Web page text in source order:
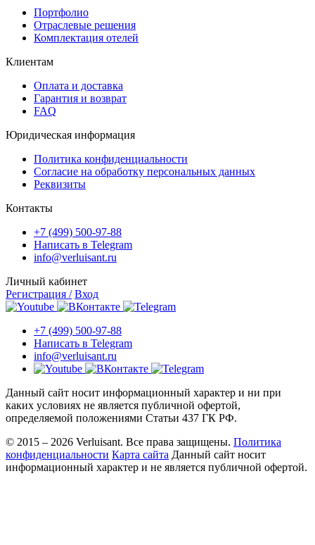
Портфолио
Отраслевые решения
Комплектация отелей
Клиентам
Оплата и доставка
Гарантия и возврат
FAQ
Юридическая информация
Политика конфиденциальности
Согласие на обработку персональных данных
Реквизиты
Контакты
+7 (499) 500-97-88
Написать в Telegram
info@verluisant.ru
Личный кабинет
Регистрация / Вход
+7 (499) 500-97-88
Написать в Telegram
info@verluisant.ru
Данный сайт носит информационный характер и ни при
каких условиях не является публичной офертой,
определяемой положениями Статьи 437 ГК РФ.
© 2015 – 2026 Verluisant. Все права защищены. Политика
конфиденциальности Карта сайта Данный сайт носит
информационный характер и не является публичной офертой.